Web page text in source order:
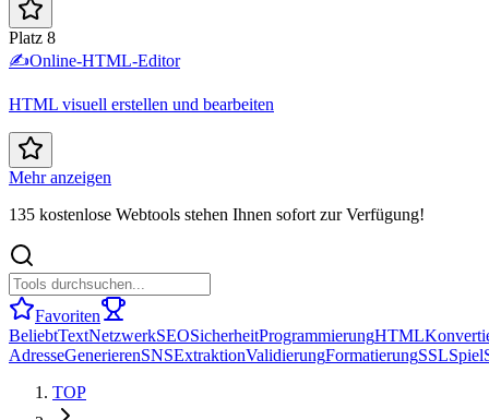
Platz 8
✍️Online-HTML-Editor
HTML visuell erstellen und bearbeiten
Mehr anzeigen
135 kostenlose Webtools stehen Ihnen sofort zur Verfügung!
Favoriten
BeliebtTextNetzwerkSEOSicherheitProgrammierungHTML
AdresseGenerierenSNSExtraktionValidierungFormatierungSSLSpiel
TOP